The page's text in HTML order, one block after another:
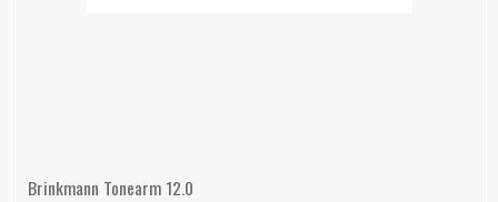
Brinkmann Tonearm 12.0